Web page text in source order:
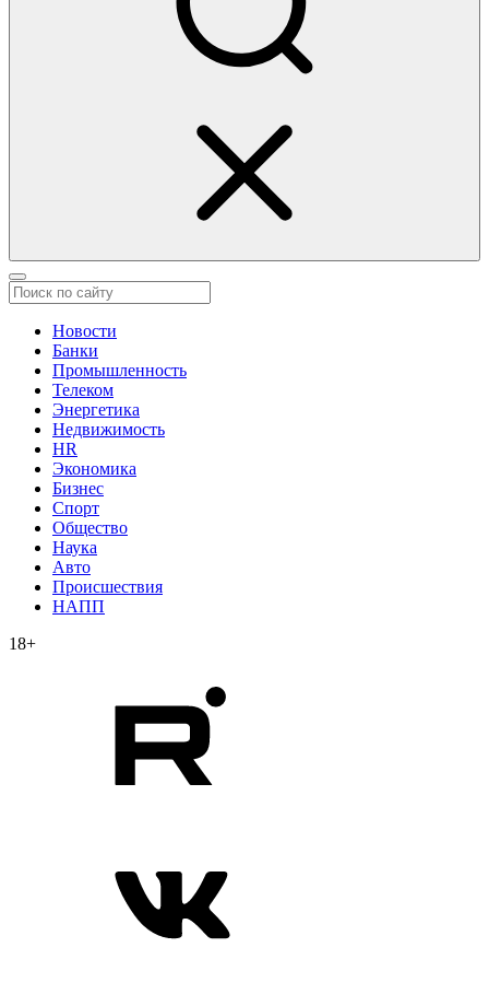
Новости
Банки
Промышленность
Телеком
Энергетика
Недвижимость
HR
Экономика
Бизнес
Спорт
Общество
Наука
Авто
Происшествия
НАПП
18+